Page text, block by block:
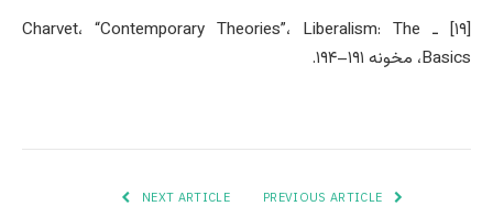
[۱۹] ـ Charvet، “Contemporary Theories”، Liberalism: The
Basics، مخونه ۱۹۱–۱۹۴.
NEXT ARTICLE